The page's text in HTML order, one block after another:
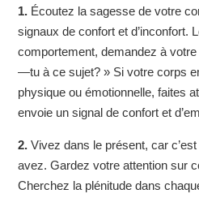
1. Écoutez la sagesse de votre
signaux de confort et d’inconfort.
comportement, demandez à
—tu à ce sujet? » Si votre corps
physique ou émotionnelle, faites
envoie un signal de confort et
2. Vivez dans le présent, car
avez. Gardez votre attention sur
Cherchez la plénitude dans